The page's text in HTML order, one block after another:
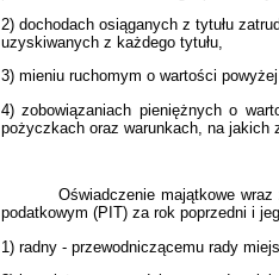
2) dochodach osiąganych z tytułu
uzyskiwanych z każdego tytułu,
3) mieniu ruchomym o wartości
4) zobowiązaniach pieniężnych o
pożyczkach oraz warunkach, na jakich
Oświadczenie majątkowe
podatkowym (PIT) za rok poprzedni i
1) radny - przewodniczącemu rady